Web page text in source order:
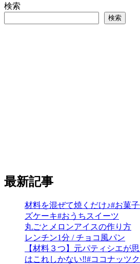
検索
検索
最新記事
材料を混ぜて焼くだけ♪#お菓
ズケーキ#おうちスイーツ
丸ごとメロンアイスの作り方
レンチン1分 / チョコ風パン
【材料３つ】元パティシエが
はこれしかない‼︎#ココナッツ